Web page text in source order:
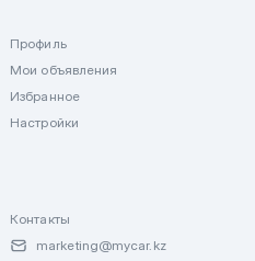
Профиль
Мои объявления
Избранное
Настройки
Контакты
marketing@mycar.kz